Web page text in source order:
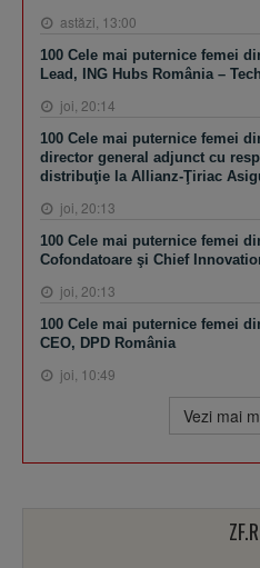
astăzi, 13:00
100 Cele mai puternice femei
Lead, ING Hubs România –
joi, 20:14
100 Cele mai puternice femei
director general adjunct cu
distribuţie la Allianz-Ţiriac
joi, 20:13
100 Cele mai puternice femei
Cofondatoare şi Chief
joi, 20:13
100 Cele mai puternice femei
CEO, DPD România
joi, 10:49
Vezi mai